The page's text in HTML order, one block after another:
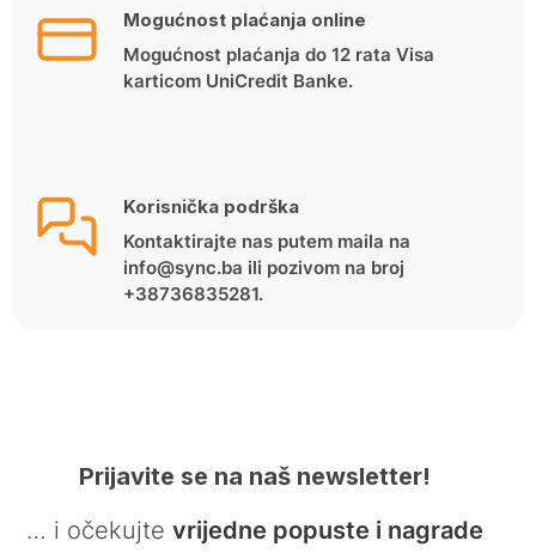
Mogućnost plaćanja online
Mogućnost plaćanja do 12 rata Visa
karticom UniCredit Banke.
Korisnička podrška
Kontaktirajte nas putem maila na
info@sync.ba ili pozivom na broj
+38736835281.
Prijavite se na naš newsletter!
… i očekujte vrijedne popuste i nagrade